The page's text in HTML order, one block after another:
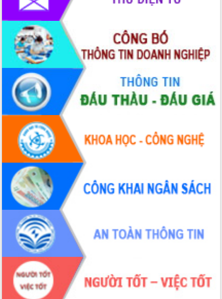
tâm Phục vụ hành chính công xã Ea
Phê
Xây dựng nền hành chính số đồng
hành cùng nông dân dân, doanh nghiệp
Giai đoạn 2026-2030, Đắk Lắk phấn
đấu có 77% xã đạt chuẩn nông thôn
mới
Chuyển đổi số 'mở đường' cho nông
nghiệp Đắk Lắk tăng trưởng bứt phá
Triển khai đồng bộ đo đạc, lập hồ sơ
địa chính, hoàn thiện cơ sở dữ liệu đất
Ứng dụng sinh trắc học - Bước tiến
trong hành trình chuyển đổi số tại Đắk
Đắk Lắk nâng cao hiệu quả công tác
Đảng từ Sổ tay đảng viên điện tử
Đắk Lắk đẩy mạnh nuôi biển công
nghệ, hướng tới phát triển thủy sản
bền vững
Tập huấn nâng cao năng lực triển khai
chuyển đổi số cho cán bộ, công chức
cấp xã
Đắk Lắk phát động hưởng ứng Ngày
Quyền của người tiêu dùng Việt Nam
2026
Đẩy mạnh cải cách hành chính, quyết
tâm đạt được mục tiêu tăng trưởng